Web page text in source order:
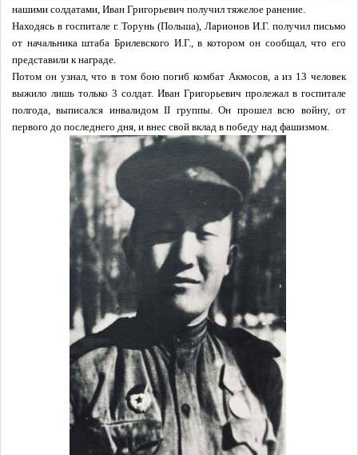
нашими солдатами, Иван Григорьевич получил тяжелое ранение.
Находясь в госпитале г. Торунь (Польша), Ларионов И.Г. получил письмо
от начальника штаба Брилевского И.Г., в котором он сообщал, что его
представили к награде.
Потом он узнал, что в том бою погиб комбат Акмосов, а из 13 человек
выжило лишь только 3 солдат. Иван Григорьевич пролежал в госпитале
полгода, выписался инвалидом II группы. Он прошел всю войну, от
первого до последнего дня, и внес свой вклад в победу над фашизмом.